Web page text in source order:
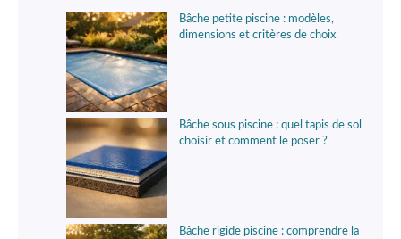
Bâche petite piscine : modèles,
dimensions et critères de choix
Bâche sous piscine : quel tapis de sol
choisir et comment le poser ?
Bâche rigide piscine : comprendre la